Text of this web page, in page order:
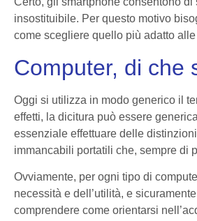
insostituibile. Per questo motivo
come scegliere quello più adatto
Computer, di che
Oggi si utilizza in modo generico il
effetti, la dicitura può essere
essenziale effettuare delle
immancabili portatili che, sempre di
Ovviamente, per ogni tipo di
necessità e dell’utilità, e
comprendere come orientarsi